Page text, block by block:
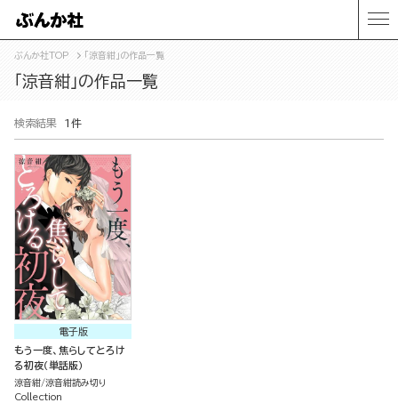
ぶんか社TOP 「涼音紺」の作品一覧
「涼音紺」の作品一覧
検索結果 1件
電子版
もう一度、焦らしてとろけ
る初夜（単話版）
涼音紺 涼音紺読み切り
Collection